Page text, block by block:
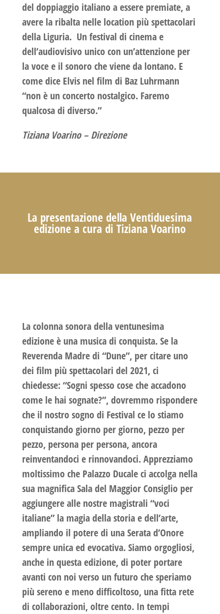
del doppiaggio italiano a essere premiate, a
avere la ribalta nelle location più spettacolari
della Liguria. Un festival di cinema e
dell’audiovisivo unico con un’attenzione per
la voce e il sonoro che viene da lontano. E
come dice Elvis nel film di Baz Luhrmann
“non è un concerto nostalgico. Faremo
qualcosa di diverso.”
Tiziana Voarino –Direzione
La presentazione della Ventiduesima
edizione a cura di Tiziana Voarino
La colonna sonora della ventunesima
edizione è una musica di conquista. Se la
Reverenda Madre di “Dune”, per citare uno
dei film più spettacolari del 2021, ci
chiedesse: “Sogni spesso cose che accadono
come le hai sognate?”, dovremmo rispondere
che il nostro sogno di Festival ce lo stiamo
conquistando giorno per giorno, pezzo per
pezzo, persona per persona, ancora
reinventandoci e rinnovandoci. Apprezziamo
moltissimo che Palazzo Ducale ci accolga nella
sua magnifica Sala del Maggior Consiglio per
aggiungere alle nostre magistrali “voci
italiane” la magia della storia e dell’arte,
ampliando il potere di una Serata d’Onore
sempre unica ed evocativa. Siamo orgogliosi,
anche in questa edizione, di poter portare
avanti con noi verso un futuro che speriamo
più sereno e meno difficoltoso, una fitta rete
di collaborazioni, oltre cento. In tempi